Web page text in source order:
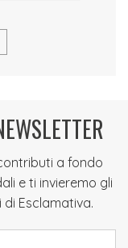
a fondo
e ti invieremo gli
Esclamativa.